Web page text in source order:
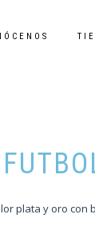
plata y oro con